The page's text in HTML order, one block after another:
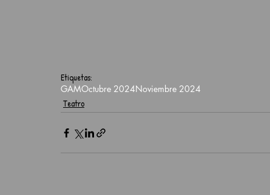
Etiquetas:
GAMOctubre 2024Noviembre 2024
Teatro